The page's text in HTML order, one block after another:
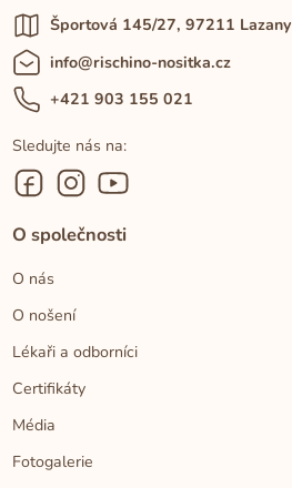
Športová 145/27, 97211 Lazany
info@rischino-nositka.cz
+421 903 155 021
Sledujte nás na:
O společnosti
O nás
O nošení
Lékaři a odborníci
Certifikáty
Média
Fotogalerie